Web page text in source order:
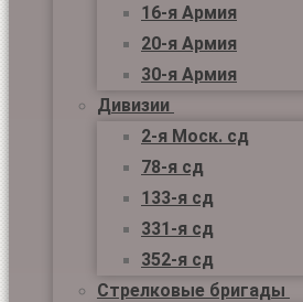
16-я Армия
20-я Армия
30-я Армия
Дивизии
2-я Моск. сд
78-я сд
133-я сд
331-я сд
352-я сд
Стрелковые бригады